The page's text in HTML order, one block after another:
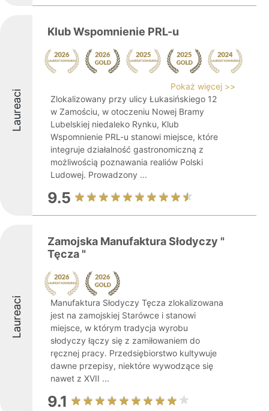
Laureaci
Klub Wspomnienie PRL-u
Pokaż więcej >>
Zlokalizowany przy ulicy Łukasińskiego 12
w Zamościu, w otoczeniu Nowej Bramy
Lubelskiej niedaleko Rynku, Klub
Wspomnienie PRL-u stanowi miejsce, które
integruje działalność gastronomiczną z
możliwością poznawania realiów Polski
Ludowej. Prowadzony ...
9.5
Laureaci
Zamojska Manufaktura Słodyczy "
Tęcza "
Manufaktura Słodyczy Tęcza zlokalizowana
jest na zamojskiej Starówce i stanowi
miejsce, w którym tradycja wyrobu
słodyczy łączy się z zamiłowaniem do
ręcznej pracy. Przedsiębiorstwo kultywuje
dawne przepisy, niektóre wywodzące się
nawet z XVII ...
9.1